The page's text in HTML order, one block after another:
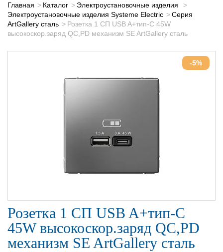
Главная Каталог
Электроустановочные изделия
Электроустановочные изделия Systeme Electric
Серия
ArtGallery сталь
Розетка 1 СП USB A+тип-С 45W
высокоскор.заряд QC,PD механизм SE ArtGallery сталь
-5%
Розетка 1 СП USB A+тип-С
45W высокоскор.заряд QC,PD
механизм SE ArtGallery сталь